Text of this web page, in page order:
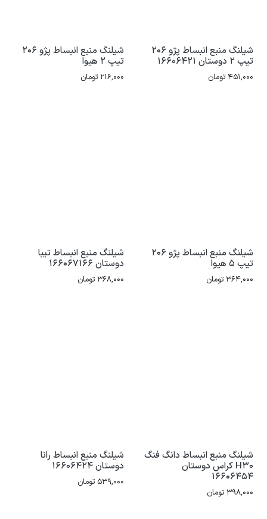
شیلنگ منبع انبساط پژو 206
تیپ 2 دوستان 16606421
451,000 تومان
شیلنگ منبع انبساط پژو 206
تیپ 2 هیوا
216,000 تومان
شیلنگ منبع انبساط پژو 206
تیپ 5 هیوا
364,000 تومان
شیلنگ منبع انبساط تیبا
دوستان 166067166
368,000 تومان
شیلنگ منبع انبساط دانگ فنگ
H30 کراس دوستان
16606454
398,000 تومان
شیلنگ منبع انبساط رانا
دوستان 16606424
539,000 تومان